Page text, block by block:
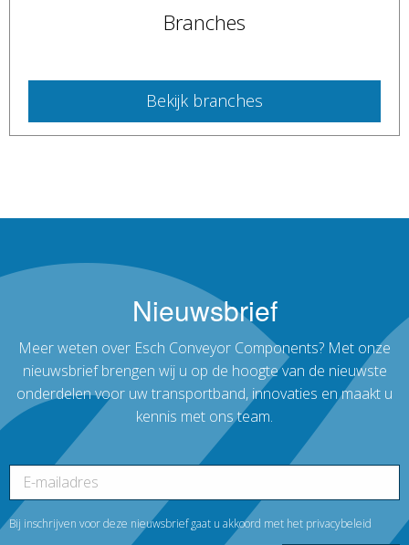
Branches
Bekijk branches
Nieuwsbrief
Meer weten over Esch Conveyor Components? Met onze
nieuwsbrief brengen wij u op de hoogte van de nieuwste
onderdelen voor uw transportband, innovaties en maakt u
kennis met ons team.
Bij inschrijven voor deze nieuwsbrief gaat u akkoord met het privacybeleid